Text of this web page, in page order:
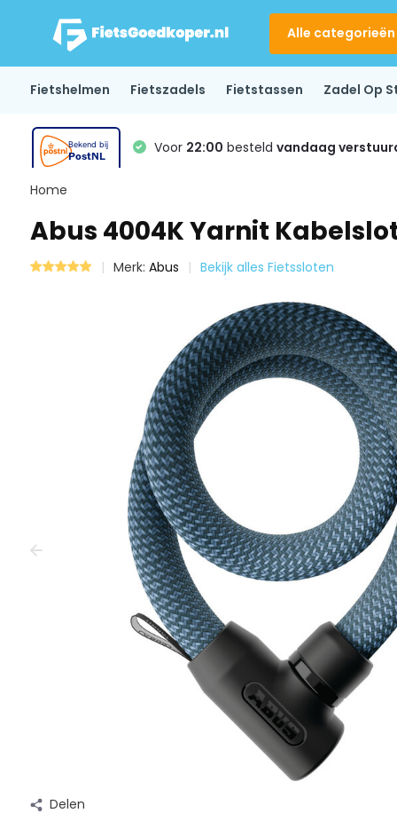
Alle categorieën
Fietshelmen Fietszadels Fietstassen Zadel Op
Voor 22:00 besteld vandaag
Home
Abus 4004K Yarnit
Merk: Abus Bekijk alles Fietssloten
Delen